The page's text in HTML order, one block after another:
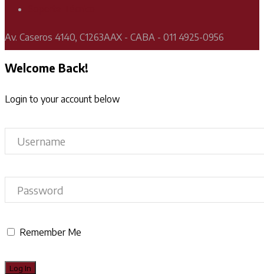
Av. Caseros 4140, C1263AAX - CABA - 011 4925-0956
Welcome Back!
Login to your account below
Remember Me